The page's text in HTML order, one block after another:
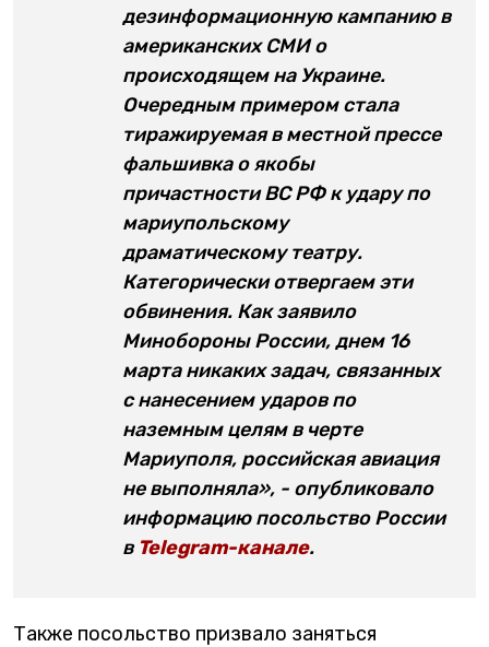
дезинформационную кампанию в
американских СМИ о
происходящем на Украине.
Очередным примером стала
тиражируемая в местной прессе
фальшивка о якобы
причастности ВС РФ к удару по
мариупольскому
драматическому театру.
Категорически отвергаем эти
обвинения. Как заявило
Минобороны России, днем 16
марта никаких задач, связанных
с нанесением ударов по
наземным целям в черте
Мариуполя, российская авиация
не выполняла», - опубликовало
информацию посольство России
в Telegram-канале.
Также посольство призвало заняться